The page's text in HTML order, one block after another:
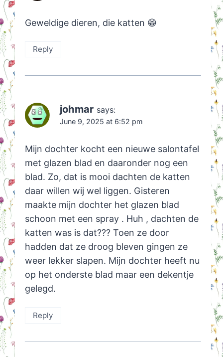
Geweldige dieren, die katten 😁
Reply
johmar says:
June 9, 2025 at 6:52 pm
Mijn dochter kocht een nieuwe salontafel
met glazen blad en daaronder nog een
blad. Zo, dat is mooi dachten de katten
daar willen wij wel liggen. Gisteren
maakte mijn dochter het glazen blad
schoon met een spray . Huh , dachten de
katten was is dat??? Toen ze door
hadden dat ze droog bleven gingen ze
weer lekker slapen. Mijn dochter heeft nu
op het onderste blad maar een dekentje
gelegd.
Reply